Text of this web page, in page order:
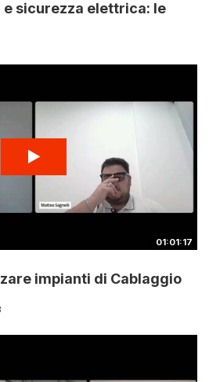
sicurezza elettrica: le
01:01:17
impianti di Cablaggio